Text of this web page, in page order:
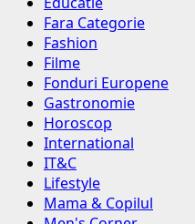
Fara Categorie
Fashion
Filme
Fonduri Europene
Gastronomie
Horoscop
International
IT&C
Lifestyle
Mama & Copilul